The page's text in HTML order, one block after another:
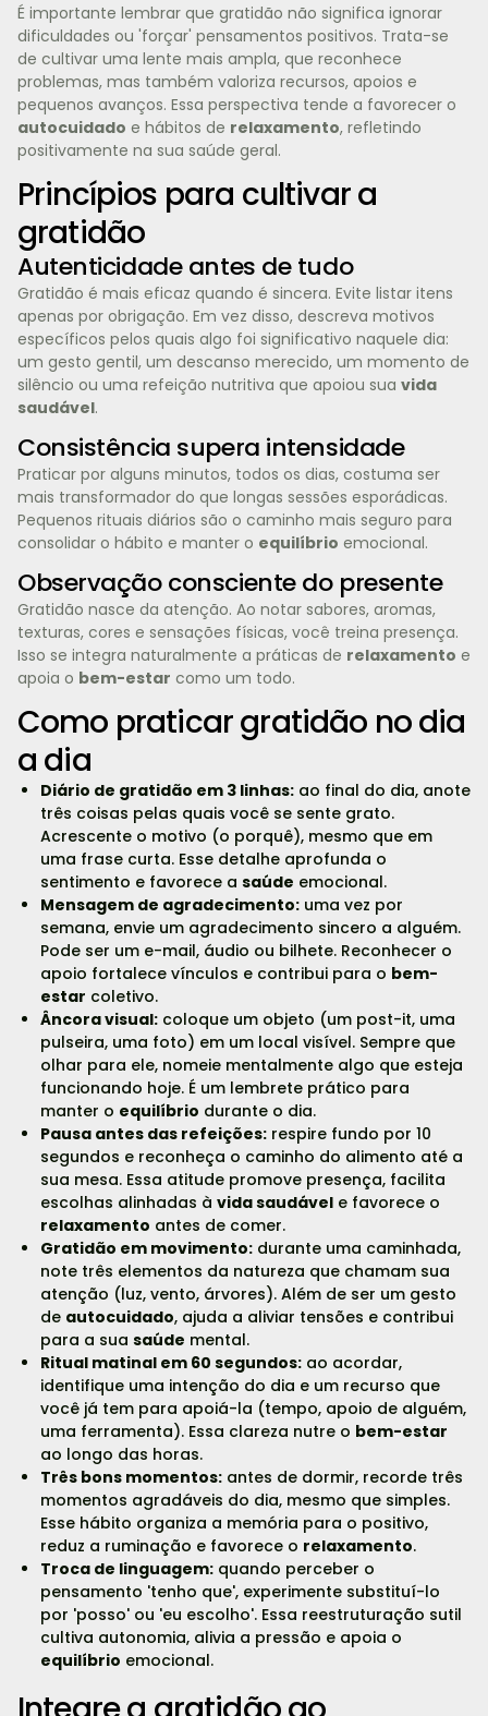
É importante lembrar que gratidão não significa ignorar
dificuldades ou 'forçar' pensamentos positivos. Trata-se
de cultivar uma lente mais ampla, que reconhece
problemas, mas também valoriza recursos, apoios e
pequenos avanços. Essa perspectiva tende a favorecer o
autocuidado e hábitos de relaxamento, refletindo
positivamente na sua saúde geral.
Princípios para cultivar a
gratidão
Autenticidade antes de tudo
Gratidão é mais eficaz quando é sincera. Evite listar itens
apenas por obrigação. Em vez disso, descreva motivos
específicos pelos quais algo foi significativo naquele dia:
um gesto gentil, um descanso merecido, um momento de
silêncio ou uma refeição nutritiva que apoiou sua vida
saudável.
Consistência supera intensidade
Praticar por alguns minutos, todos os dias, costuma ser
mais transformador do que longas sessões esporádicas.
Pequenos rituais diários são o caminho mais seguro para
consolidar o hábito e manter o equilíbrio emocional.
Observação consciente do presente
Gratidão nasce da atenção. Ao notar sabores, aromas,
texturas, cores e sensações físicas, você treina presença.
Isso se integra naturalmente a práticas de relaxamento e
apoia o bem-estar como um todo.
Como praticar gratidão no dia
a dia
Diário de gratidão em 3 linhas:ao final do dia, anote
três coisas pelas quais você se sente grato.
Acrescente o motivo (o porquê), mesmo que em
uma frase curta. Esse detalhe aprofunda o
sentimento e favorece a saúde emocional.
Mensagem de agradecimento:uma vez por
semana, envie um agradecimento sincero a alguém.
Pode ser um e-mail, áudio ou bilhete. Reconhecer o
apoio fortalece vínculos e contribui para o bem-
estar coletivo.
Âncora visual:coloque um objeto (um post-it, uma
pulseira, uma foto) em um local visível. Sempre que
olhar para ele, nomeie mentalmente algo que esteja
funcionando hoje. É um lembrete prático para
manter o equilíbrio durante o dia.
Pausa antes das refeições:respire fundo por 10
segundos e reconheça o caminho do alimento até a
sua mesa. Essa atitude promove presença, facilita
escolhas alinhadas à vida saudávele favorece o
relaxamento antes de comer.
Gratidão em movimento:durante uma caminhada,
note três elementos da natureza que chamam sua
atenção (luz, vento, árvores). Além de ser um gesto
de autocuidado, ajuda a aliviar tensões e contribui
para a sua saúde mental.
Ritual matinal em 60 segundos:ao acordar,
identifique uma intenção do dia e um recurso que
você já tem para apoiá-la (tempo, apoio de alguém,
uma ferramenta). Essa clareza nutre o bem-estar
ao longo das horas.
Três bons momentos:antes de dormir, recorde três
momentos agradáveis do dia, mesmo que simples.
Esse hábito organiza a memória para o positivo,
reduz a ruminação e favorece o relaxamento.
Troca de linguagem:quando perceber o
pensamento 'tenho que', experimente substituí-lo
por 'posso' ou 'eu escolho'. Essa reestruturação sutil
cultiva autonomia, alivia a pressão e apoia o
equilíbrio emocional.